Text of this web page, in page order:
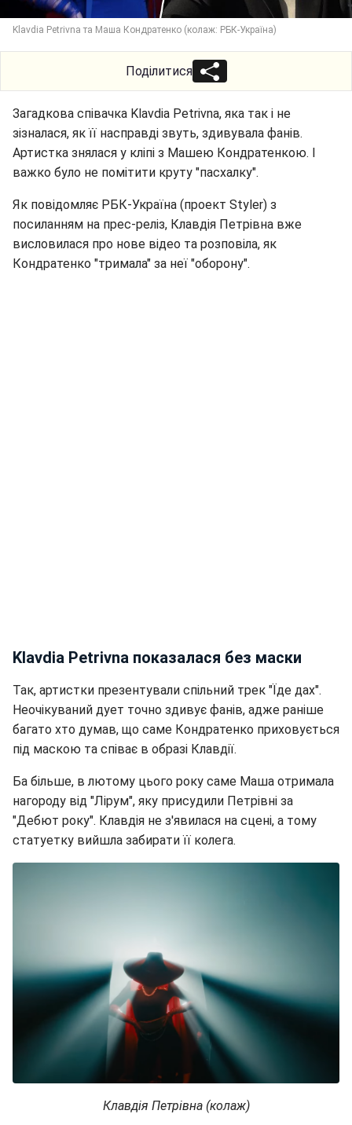
Klavdia Petrivna та Маша Кондратенко (колаж: РБК-Україна)
Поділитися
Загадкова співачка Klavdia Petrivna, яка так і не
зізналася, як її насправді звуть, здивувала фанів.
Артистка знялася у кліпі з Машею Кондратенкою. І
важко було не помітити круту "пасхалку".
Як повідомляє РБК-Україна (проект Styler) з
посиланням на прес-реліз, Клавдія Петрівна вже
висловилася про нове відео та розповіла, як
Кондратенко "тримала" за неї "оборону".
Klavdia Petrivna показалася без маски
Так, артистки презентували спільний трек "Їде дах".
Неочікуваний дует точно здивує фанів, адже раніше
багато хто думав, що саме Кондратенко приховується
під маскою та співає в образі Клавдії.
Ба більше, в лютому цього року саме Маша отримала
нагороду від "Лірум", яку присудили Петрівні за
"Дебют року". Клавдія не з'явилася на сцені, а тому
статуетку вийшла забирати її колега.
Клавдія Петрівна (колаж)